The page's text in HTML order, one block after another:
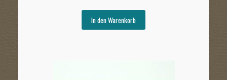
In den Warenkorb